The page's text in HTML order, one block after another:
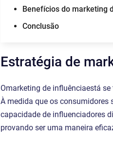
Benefícios do marketing
Conclusão
Estratégia de
Omarketing de influênciaestá
À medida que os consumidores
capacidade de influenciadores
provando ser uma maneira